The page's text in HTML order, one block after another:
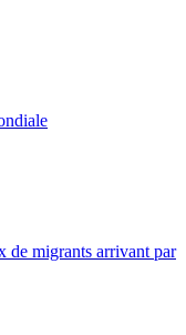
de migrants arrivant par